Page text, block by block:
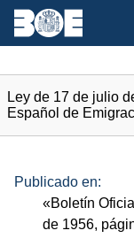
Ley de 17 de julio
Español de
Publicado en:
«Boletín
de 1956,